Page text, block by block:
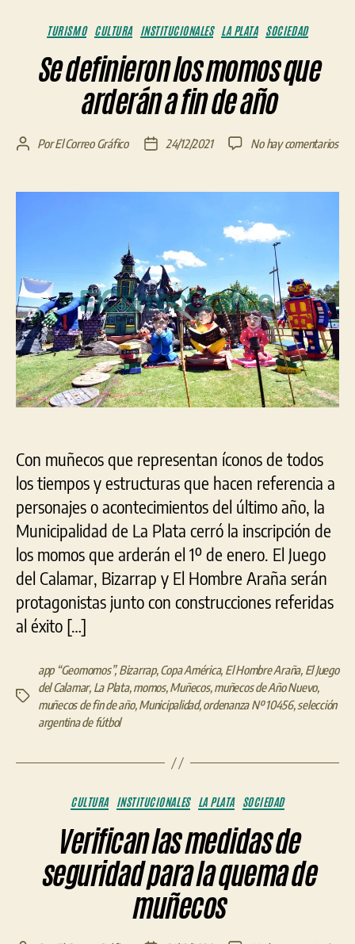
Categorías
TURISMO CULTURA INSTITUCIONALES LA PLATA SOCIEDAD
Se definieron los momos que
arderán a fin de año
AutorPorEl Correo Gráfico
Fecha24/12/2021 No hay comentariosen
los
fin
de
año
Con muñecos que representan íconos de todos
los tiempos y estructuras que hacen referencia a
personajes o acontecimientos del último año, la
Municipalidad de La Plata cerró la inscripción de
los momos que arderán el 1º de enero. El Juego
del Calamar, Bizarrap y El Hombre Araña serán
protagonistas junto con construcciones referidas
al éxito […]
Etiquetas
app “Geomomos”,Bizarrap,Copa América, El Hombre Araña, El Juego
del Calamar, La Plata,momos,Muñecos,muñecos de Año Nuevo,
muñecos de fin de año,Municipalidad,ordenanza Nº 10456,selección
argentina de fútbol
Categorías
CULTURA INSTITUCIONALES LA PLATA SOCIEDAD
Verifican las medidas de
seguridad para la quema de
muñecos